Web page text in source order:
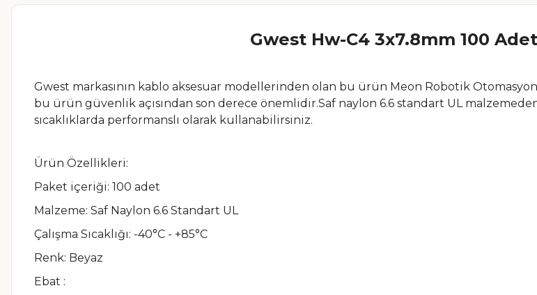
Gwest Hw-C4 3x7.8mm 100
Gwest markasının kablo aksesuar modellerinden olan bu ürün Meon Robotik
bu ürün güvenlik açısından son derece önemlidir.Saf naylon 6.6 standart UL
sıcaklıklarda performanslı olarak kullanabilirsiniz.
Ürün Özellikleri:
Paket içeriği: 100 adet
Malzeme: Saf Naylon 6.6 Standart UL
Çalışma Sıcaklığı: -40°C - +85°C
Renk: Beyaz
Ebat :